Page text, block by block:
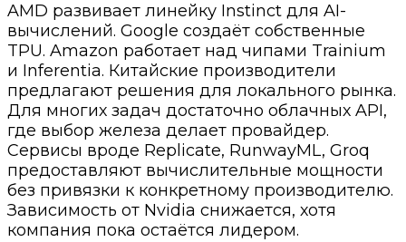
AMD развивает линейку Instinct для AI-
вычислений. Google создаёт собственные
TPU. Amazon работает над чипами Trainium
и Inferentia. Китайские производители
предлагают решения для локального рынка.
Для многих задач достаточно облачных API,
где выбор железа делает провайдер.
Сервисы вроде Replicate, RunwayML, Groq
предоставляют вычислительные мощности
без привязки к конкретному производителю.
Зависимость от Nvidia снижается, хотя
компания пока остаётся лидером.